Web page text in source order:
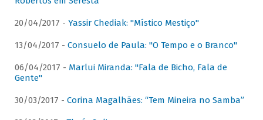
20/04/2017 - Yassir Chediak: "Místico Mestiço"
13/04/2017 - Consuelo de Paula: "O Tempo e o Branco"
06/04/2017 - Marlui Miranda: "Fala de Bicho, Fala de
Gente"
30/03/2017 - Corina Magalhães: “Tem Mineira no Samba”